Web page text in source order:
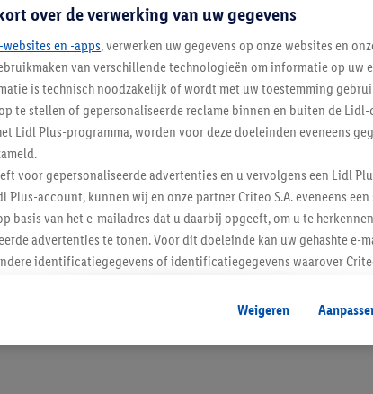
Blijf op de
Inschrijven
over de verwerking van uw gegevens
en -apps, verwerken uw gegevens op onze websites en
van verschillende technologieën om informatie op uw
is technisch noodzakelijk of wordt met uw toestemming
te stellen of gepersonaliseerde reclame binnen en buiten de Lidl-
Lidl Plus-programma, worden voor deze doeleinden eveneens
voor gepersonaliseerde advertenties en u vervolgens een Lidl
account, kunnen wij en onze partner Criteo S.A. eveneens
basis van het e-mailadres dat u daarbij opgeeft, om u te
advertenties te tonen. Voor dit doeleinde kan uw gehashte e-
identificatiegegevens of identificatiegegevens waarover
advertenties in het kader van retargeting, d.w.z. advertenties
door het product in de webshop aan uw winkelmandje toe
apparaten en verschillende Lidl-diensten worden
Weigeren